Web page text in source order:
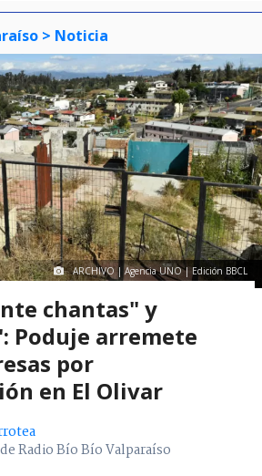
> Noticia
ARCHIVO | Agencia UNO | Edición BBCL
chantas" y
Poduje arremete
por
en El Olivar
Radio Bío Bío Valparaíso